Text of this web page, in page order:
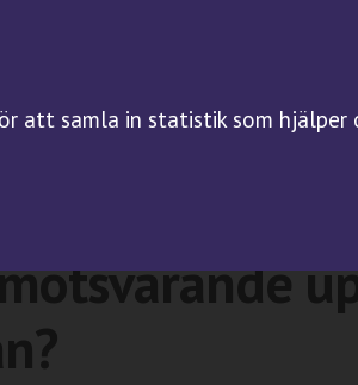
att samla in statistik som hjälper